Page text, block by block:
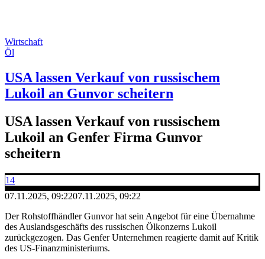
Wirtschaft
Öl
USA lassen Verkauf von russischem
Lukoil an Gunvor scheitern
USA lassen Verkauf von russischem
Lukoil an Genfer Firma Gunvor
scheitern
14
07.11.2025, 09:2207.11.2025, 09:22
Der Rohstoffhändler Gunvor hat sein Angebot für eine Übernahme
des Auslandsgeschäfts des russischen Ölkonzerns Lukoil
zurückgezogen. Das Genfer Unternehmen reagierte damit auf Kritik
des US-Finanzministeriums.